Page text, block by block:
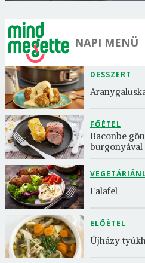
NAPI MENÜ
DESSZERT
FŐÉTEL
Baconbe
burgonyával
Falafel
ELŐÉTEL
Újházy